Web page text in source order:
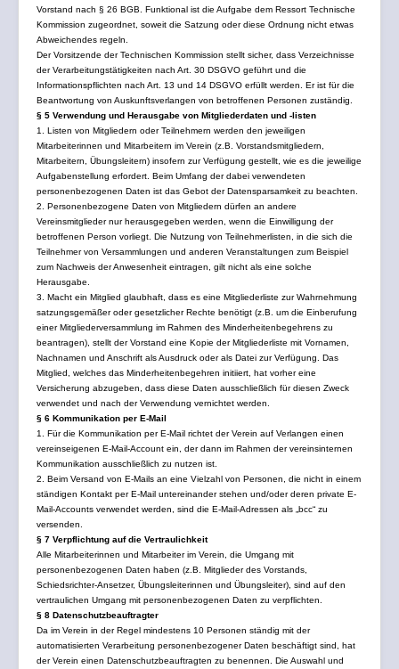
Vorstand nach § 26 BGB. Funktional ist die Aufgabe dem Ressort Technische
Kommission zugeordnet, soweit die Satzung oder diese Ordnung nicht etwas
Abweichendes regeln.
Der Vorsitzende der Technischen Kommission stellt sicher, dass Verzeichnisse
der Verarbeitungstätigkeiten nach Art. 30 DSGVO geführt und die
Informationspflichten nach Art. 13 und 14 DSGVO erfüllt werden. Er ist für die
Beantwortung von Auskunftsverlangen von betroffenen Personen zuständig.
§ 5 Verwendung und Herausgabe von Mitgliederdaten und -listen
1. Listen von Mitgliedern oder Teilnehmern werden den jeweiligen
Mitarbeiterinnen und Mitarbeitern im Verein (z.B. Vorstandsmitgliedern,
Mitarbeitern, Übungsleitern) insofern zur Verfügung gestellt, wie es die jeweilige
Aufgabenstellung erfordert. Beim Umfang der dabei verwendeten
personenbezogenen Daten ist das Gebot der Datensparsamkeit zu beachten.
2. Personenbezogene Daten von Mitgliedern dürfen an andere
Vereinsmitglieder nur herausgegeben werden, wenn die Einwilligung der
betroffenen Person vorliegt. Die Nutzung von Teilnehmerlisten, in die sich die
Teilnehmer von Versammlungen und anderen Veranstaltungen zum Beispiel
zum Nachweis der Anwesenheit eintragen, gilt nicht als eine solche
Herausgabe.
3. Macht ein Mitglied glaubhaft, dass es eine Mitgliederliste zur Wahrnehmung
satzungsgemäßer oder gesetzlicher Rechte benötigt (z.B. um die Einberufung
einer Mitgliederversammlung im Rahmen des Minderheitenbegehrens zu
beantragen), stellt der Vorstand eine Kopie der Mitgliederliste mit Vornamen,
Nachnamen und Anschrift als Ausdruck oder als Datei zur Verfügung. Das
Mitglied, welches das Minderheitenbegehren initiiert, hat vorher eine
Versicherung abzugeben, dass diese Daten ausschließlich für diesen Zweck
verwendet und nach der Verwendung vernichtet werden.
§ 6 Kommunikation per E-Mail
1. Für die Kommunikation per E-Mail richtet der Verein auf Verlangen einen
vereinseigenen E-Mail-Account ein, der dann im Rahmen der vereinsinternen
Kommunikation ausschließlich zu nutzen ist.
2. Beim Versand von E-Mails an eine Vielzahl von Personen, die nicht in einem
ständigen Kontakt per E-Mail untereinander stehen und/oder deren private E-
Mail-Accounts verwendet werden, sind die E-Mail-Adressen als „bcc“ zu
versenden.
§ 7 Verpflichtung auf die Vertraulichkeit
Alle Mitarbeiterinnen und Mitarbeiter im Verein, die Umgang mit
personenbezogenen Daten haben (z.B. Mitglieder des Vorstands,
Schiedsrichter-Ansetzer, Übungsleiterinnen und Übungsleiter), sind auf den
vertraulichen Umgang mit personenbezogenen Daten zu verpflichten.
§ 8 Datenschutzbeauftragter
Da im Verein in der Regel mindestens 10 Personen ständig mit der
automatisierten Verarbeitung personenbezogener Daten beschäftigt sind, hat
der Verein einen Datenschutzbeauftragten zu benennen. Die Auswahl und